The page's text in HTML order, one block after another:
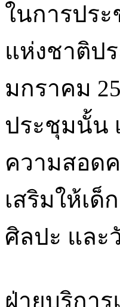
ในการปร
แห่งชาติป
มกราคม
ประชุมนั้น
ความสอด
เสริมให้เ
ศิลปะ และ
ฝ่ายบริกา